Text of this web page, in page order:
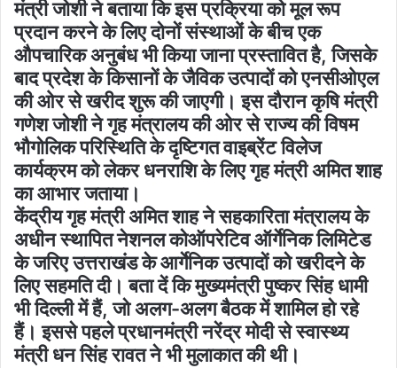
मंत्री जोशी ने बताया कि इस प्रक्रिया को मूल रूप
प्रदान करने के लिए दोनों संस्थाओं के बीच एक
औपचारिक अनुबंध भी किया जाना प्रस्तावित है, जिसके
बाद प्रदेश के किसानों के जैविक उत्पादों को एनसीओएल
की ओर से खरीद शुरू की जाएगी। इस दौरान कृषि मंत्री
गणेश जोशी ने गृह मंत्रालय की ओर से राज्य की विषम
भौगोलिक परिस्थिति के दृष्टिगत वाइब्रेंट विलेज
कार्यक्रम को लेकर धनराशि के लिए गृह मंत्री अमित शाह
का आभार जताया।
केंद्रीय गृह मंत्री अमित शाह ने सहकारिता मंत्रालय के
अधीन स्थापित नेशनल कोऑपरेटिव ऑर्गेनिक लिमिटेड
के जरिए उत्तराखंड के आर्गेनिक उत्पादों को खरीदने के
लिए सहमति दी। बता दें कि मुख्यमंत्री पुष्कर सिंह धामी
भी दिल्ली में हैं, जो अलग-अलग बैठक में शामिल हो रहे
हैं। इससे पहले प्रधानमंत्री नरेंद्र मोदी से स्वास्थ्य
मंत्री धन सिंह रावत ने भी मुलाकात की थी।